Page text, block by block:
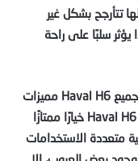
تتأرجح بشكل غير
سلبًا على راحة
في النهاية نتمنى أن نكون استعرضنا جميع Haval H6 مميزات
وعيوب سيارةو، تعتبر سيارة Haval H6 GT 2023 خيارًا ممتازًا
متعددة الاستخدامات